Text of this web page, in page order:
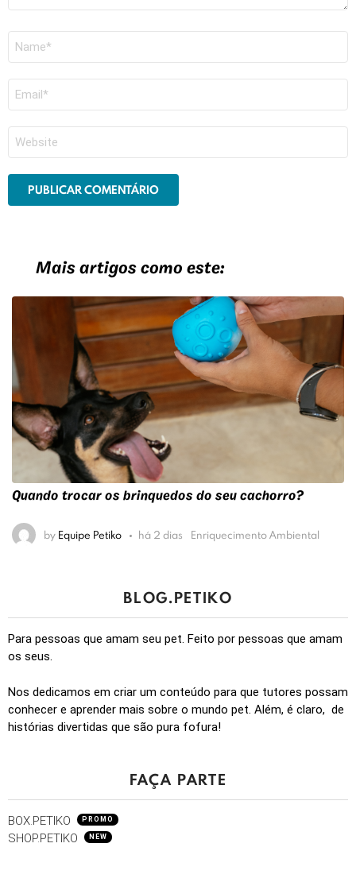
mail
*
Mais artigos como este:
Alimento úmido para gatos: quais as
by Equipe Petiko há 16 dias Alimentação
BLOG.PETIKO
Para pessoas que amam seu pet. Feito por pessoas que amam
os seus.
Nos dedicamos em criar um conteúdo para que tutores possam
conhecer e aprender mais sobre o mundo pet. Além, é claro, de
histórias divertidas que são pura fofura!
FAÇA PARTE
BOX.PETIKO PROMO
SHOP.PETIKO NEW